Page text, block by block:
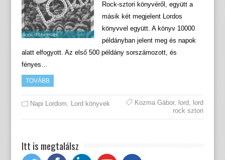
Rock-sztori könyvéről, együtt a
másik két megjelent Lordos
könyvvel együtt. A könyv 10000
példányban jelent meg és napok
alatt elfogyott. Az első 500 példány sorszámozott, és
fényes…
TOVÁBB
Napi Lordom, Lord könyvek Kozma Gábor, lord, lord
rock sztori
Itt is megtalálsz